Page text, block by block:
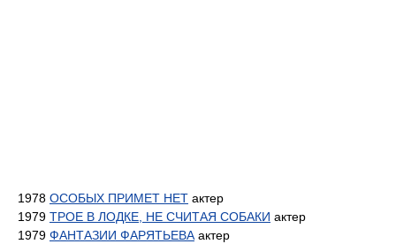
1978 ОСОБЫХ ПРИМЕТ НЕТ актер
1979 ТРОЕ В ЛОДКЕ, НЕ СЧИТАЯ СОБАКИ актер
1979 ФАНТАЗИИ ФАРЯТЬЕВА актер